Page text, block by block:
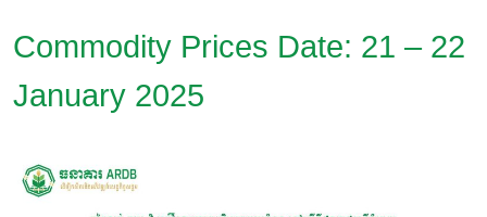
Commodity Prices Date: 21 – 22
January 2025